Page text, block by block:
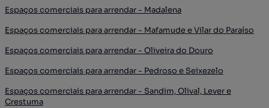
Espaços comerciais para arrendar - Madalena
Espaços comerciais para arrendar - Mafamude e Vilar do Paraíso
Espaços comerciais para arrendar - Oliveira do Douro
Espaços comerciais para arrendar - Pedroso e Seixezelo
Espaços comerciais para arrendar - Sandim, Olival, Lever e
Crestuma